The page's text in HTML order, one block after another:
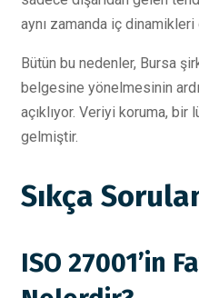
aynı zamanda iç
Bütün bu nedenler, Bursa
belgesine yönelmesinin
açıklıyor. Veriyi koruma,
gelmiştir.
Sıkça
ISO 27001’in